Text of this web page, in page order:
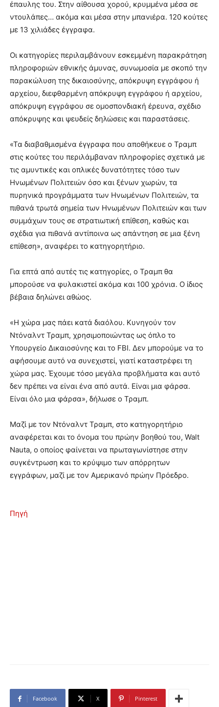
έπαυλης του. Στην αίθουσα χορού, κρυμμένα μέσα σε
ντουλάπες… ακόμα και μέσα στην μπανιέρα. 120 κούτες
με 13 χιλιάδες έγγραφα.
Οι κατηγορίες περιλαμβάνουν εσκεμμένη παρακράτηση
πληροφοριών εθνικής άμυνας, συνωμοσία με σκοπό την
παρακώλυση της δικαιοσύνης, απόκρυψη εγγράφου ή
αρχείου, διεφθαρμένη απόκρυψη εγγράφου ή αρχείου,
απόκρυψη εγγράφου σε ομοσπονδιακή έρευνα, σχέδιο
απόκρυψης και ψευδείς δηλώσεις και παραστάσεις.
«Τα διαβαθμισμένα έγγραφα που αποθήκευε ο Τραμπ
στις κούτες του περιλάμβαναν πληροφορίες σχετικά με
τις αμυντικές και οπλικές δυνατότητες τόσο των
Ηνωμένων Πολιτειών όσο και ξένων χωρών, τα
πυρηνικά προγράμματα των Ηνωμένων Πολιτειών, τα
πιθανά τρωτά σημεία των Ηνωμένων Πολιτειών και των
συμμάχων τους σε στρατιωτική επίθεση, καθώς και
σχέδια για πιθανά αντίποινα ως απάντηση σε μια ξένη
επίθεση», αναφέρει το κατηγορητήριο.
Για επτά από αυτές τις κατηγορίες, ο Τραμπ θα
μπορούσε να φυλακιστεί ακόμα και 100 χρόνια. Ο ίδιος
βέβαια δηλώνει αθώος.
«Η χώρα μας πάει κατά διαόλου. Κυνηγούν τον
Ντόναλντ Τραμπ, χρησιμοποιώντας ως όπλο το
Υπουργείο Δικαιοσύνης και το FBI. Δεν μπορούμε να το
αφήσουμε αυτό να συνεχιστεί, γιατί καταστρέφει τη
χώρα μας. Έχουμε τόσο μεγάλα προβλήματα και αυτό
δεν πρέπει να είναι ένα από αυτά. Είναι μια φάρσα.
Είναι όλο μια φάρσα», δήλωσε ο Τραμπ.
Μαζί με τον Ντόναλντ Τραμπ, στο κατηγορητήριο
αναφέρεται και το όνομα του πρώην βοηθού του, Walt
Nauta, ο οποίος φαίνεται να πρωταγωνίστησε στην
συγκέντρωση και το κρύψιμο των απόρρητων
εγγράφων, μαζί με τον Αμερικανό πρώην Πρόεδρο.
Πηγή
Facebook X Pinterest